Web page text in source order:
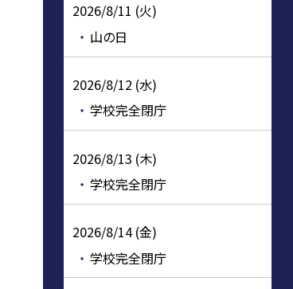
2026/8/11 (火)
山の日
2026/8/12 (水)
学校完全閉庁
2026/8/13 (木)
学校完全閉庁
2026/8/14 (金)
学校完全閉庁